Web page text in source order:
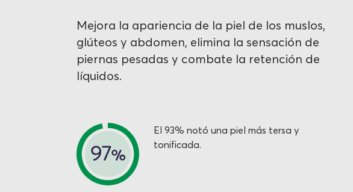
Mejora la apariencia de la piel de los muslos,
glúteos y abdomen, elimina la sensación de
piernas pesadas y combate la retención de
líquidos.
El 93% notó una piel más tersa y
tonificada.